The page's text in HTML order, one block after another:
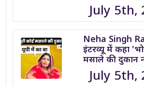
July 5th,
Neha Singh
इंटरव्यू में कहा
मसाले की दुकान
July 5th,